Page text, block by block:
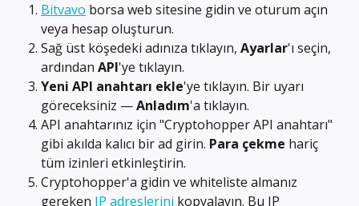
Bitvavo borsa web sitesine gidin ve oturum açın
veya hesap oluşturun.
Sağ üst köşedeki adınıza tıklayın, Ayarlar'ı seçin,
ardından API'ye tıklayın.
Yeni API anahtarı ekle'ye tıklayın. Bir uyarı
göreceksiniz — Anladım'a tıklayın.
API anahtarınız için "Cryptohopper API anahtarı"
gibi akılda kalıcı bir ad girin. Para çekme hariç
tüm izinleri etkinleştirin.
Cryptohopper'a gidin ve whiteliste almanız
gereken IP adreslerini kopyalayın. Bu IP